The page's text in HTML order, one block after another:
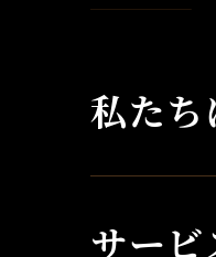
私たち
サー